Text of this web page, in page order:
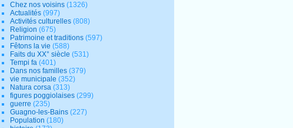
Chez nos voisins (1326)
Actualités (997)
Activités culturelles (808)
Religion (675)
Patrimoine et traditions (597)
Fêtons la vie (588)
Faits du XX° siècle (531)
Tempi fa (401)
Dans nos familles (379)
vie municipale (352)
Natura corsa (313)
figures poggiolaises (299)
guerre (235)
Guagno-les-Bains (227)
Population (180)